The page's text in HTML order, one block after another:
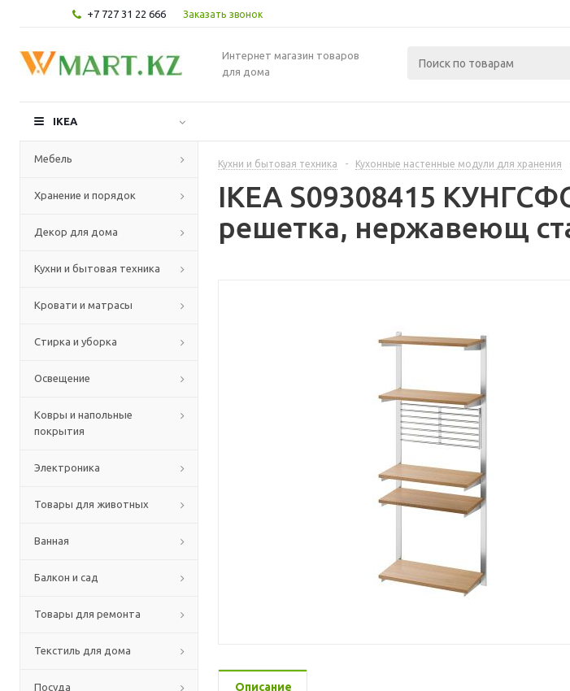
+7 727 31 22 666 Заказать звонок
Интернет магазин товаров
для дома
IKEA
Мебель
Хранение и порядок
Декор для дома
Кухни и бытовая техника
Кровати и матрасы
Стирка и уборка
Освещение
Ковры и напольные
покрытия
Электроника
Товары для животных
Ванная
Балкон и сад
Товары для ремонта
Текстиль для дома
Посуда
Кухни и бытовая техника - Кухонные настенные модули для хранения
IKEA S09308415
решетка, нержавеющ
Описание